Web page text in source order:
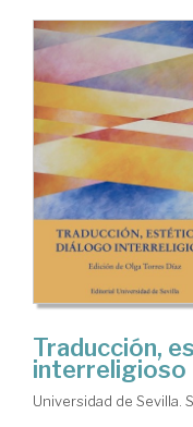
Traducción,
interreligioso
Universidad de Sevilla.